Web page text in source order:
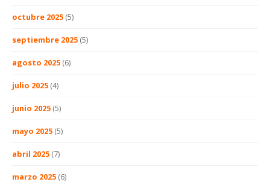
octubre 2025 (5)
septiembre 2025 (5)
agosto 2025 (6)
julio 2025 (4)
junio 2025 (5)
mayo 2025 (5)
abril 2025 (7)
marzo 2025 (6)